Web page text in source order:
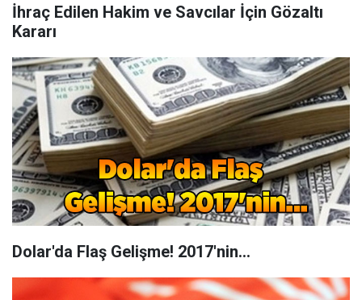
İhraç Edilen Hakim ve Savcılar İçin Gözaltı
Kararı
Dolar'da Flaş Gelişme! 2017'nin...